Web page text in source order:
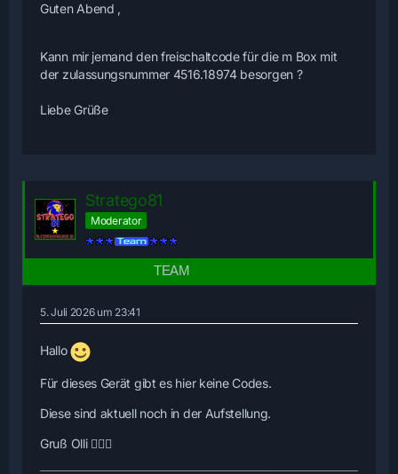
Guten Abend ,
Kann mir jemand den freischaltcode für die m Box mit
der zulassungsnummer 4516.18974 besorgen ?
Liebe Grüße
Stratego81
Moderator
5. Juli 2026 um 23:41
Hallo
Für dieses Gerät gibt es hier keine Codes.
Diese sind aktuell noch in der Aufstellung.
Gruß Olli 🙋🏻‍♂️